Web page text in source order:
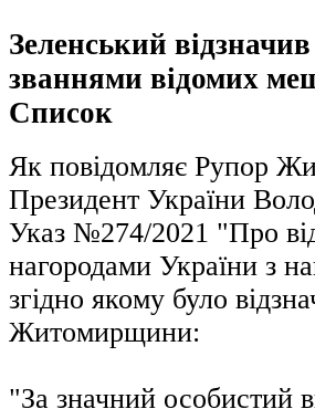
Зеленський
званнями відомих
Список
Як повідомляє Рупор
Президент України
Указ №274/2021 "Про
нагородами України з
згідно якому було
Житомирщини:
"За значний особистий